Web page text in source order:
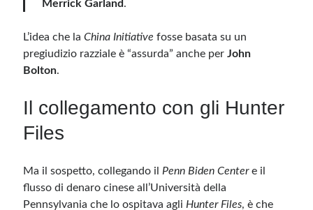
Merrick Garland.
L’idea che laChina Initiative fosse basata su un
pregiudizio razziale è “assurda” anche perJohn
Bolton.
Il collegamento con gli Hunter
Files
Ma il sospetto, collegando il Penn Biden Centere il
flusso di denaro cinese all’Università della
Pennsylvania che lo ospitava agli Hunter Files, è che